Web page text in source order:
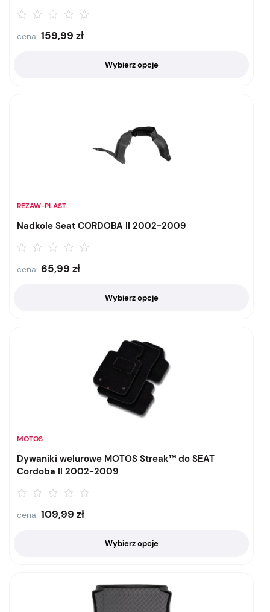
cena: 159,99 zł
Wybierz opcje
REZAW-PLAST
Nadkole Seat CORDOBA II 2002-2009
cena: 65,99 zł
Wybierz opcje
MOTOS
Dywaniki welurowe MOTOS Streak™ do SEAT
Cordoba II 2002-2009
cena: 109,99 zł
Wybierz opcje